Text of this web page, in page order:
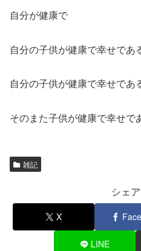
自分が健康で
自分の子供が健康で幸せであ
自分の子供が健康で幸せであ
そのまた子供が健康で幸せで
雑記
シェ
X
LINE